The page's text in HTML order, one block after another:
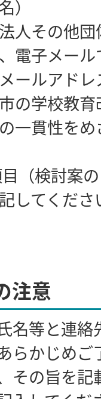
）
人その他
電子メー
ールアドレ
の学校教
一貫性を
（検討案
してくださ
注意
名等と連絡
らかじめ
その旨を記